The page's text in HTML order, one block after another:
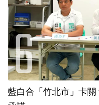
藍白合「竹北市」卡